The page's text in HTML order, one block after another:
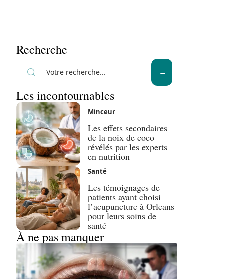
Recherche
Les incontournables
Minceur
Les effets secondaires
de la noix de coco
révélés par les experts
en nutrition
Santé
Les témoignages de
patients ayant choisi
l’acupuncture à Orleans
pour leurs soins de
santé
À ne pas manquer